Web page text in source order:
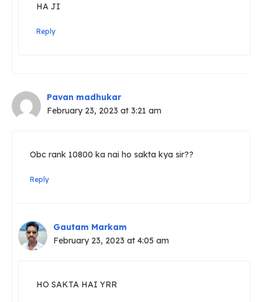
HA JI
Reply
Pavan madhukar
February 23, 2023 at 3:21 am
Obc rank 10800 ka nai ho sakta kya sir??
Reply
Gautam Markam
February 23, 2023 at 4:05 am
HO SAKTA HAI YRR